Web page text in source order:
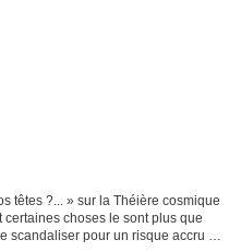
têtes ?... » sur la Théière cosmique
choses le sont plus que
scandaliser pour un risque accru de